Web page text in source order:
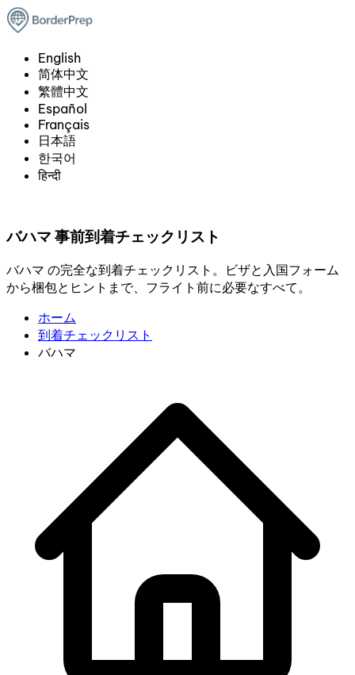
English
简体中文
繁體中文
Español
Français
日本語
한국어
हिन्दी
バハマ 事前到着チェックリスト
バハマ の完全な到着チェックリスト。ビザと入国フォーム
から梱包とヒントまで、フライト前に必要なすべて。
ホーム
到着チェックリスト
バハマ